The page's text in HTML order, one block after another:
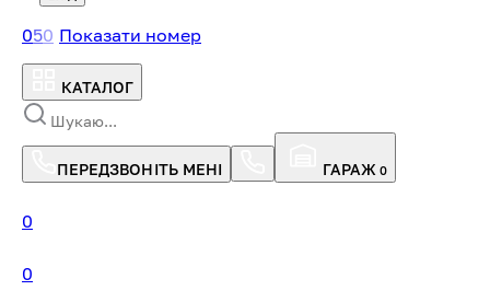
050 Показати номер
КАТАЛОГ
ПЕРЕДЗВОНІТЬ МЕНІ ГАРАЖ 0
0
0